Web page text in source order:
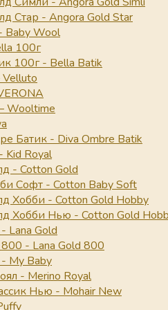
Стар - Angora Gold Star
Baby Wool
100г
100г - Bella Batik
Wooltime
Батик - Diva Ombre Batik
Kid Royal
- Cotton Gold
Софт - Cotton Baby Soft
Хобби - Cotton Gold Hobby
Хобби Нью - Cotton Gold
Lana Gold
- Lana Gold 800
My Baby
- Merino Royal
Нью - Mohair New